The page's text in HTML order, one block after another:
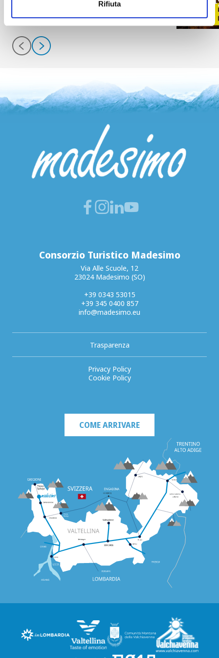
Rifiuta
info
Consorzio Turistico Madesimo
Via Alle Scuole, 12
23024 Madesimo (SO)
+39 0343 53015
+39 345 0400 857
info@madesimo.eu
Trasparenza
Privacy Policy
Cookie Policy
COME ARRIVARE